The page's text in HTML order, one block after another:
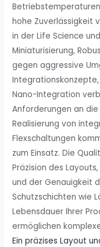
hohe Zuverlässigkeit
in der Life Science
Miniaturisierung,
gegen aggressive
Nano-Integration
Anforderungen an
Realisierung von
Flexschaltungen
zum Einsatz. Die
Präzision des
und der Genauigkeit
Schutzschichten wie
Lebensdauer Ihrer
ermöglichen
Ein präzises Layout